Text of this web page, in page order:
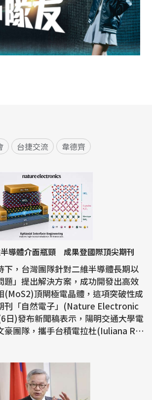
台捷交流 韋德齊
導體介面瓶頸 成果登國際頂尖期刊
下，台灣團隊針對二維半導體長期以
題」提出解決方案，成功開發出高效
(MoS2)頂閘極電晶體，這項突破性成
刊「自然電子」(Nature Electronic
豪團隊，攜手台積電拉杜(Iuliana Rad